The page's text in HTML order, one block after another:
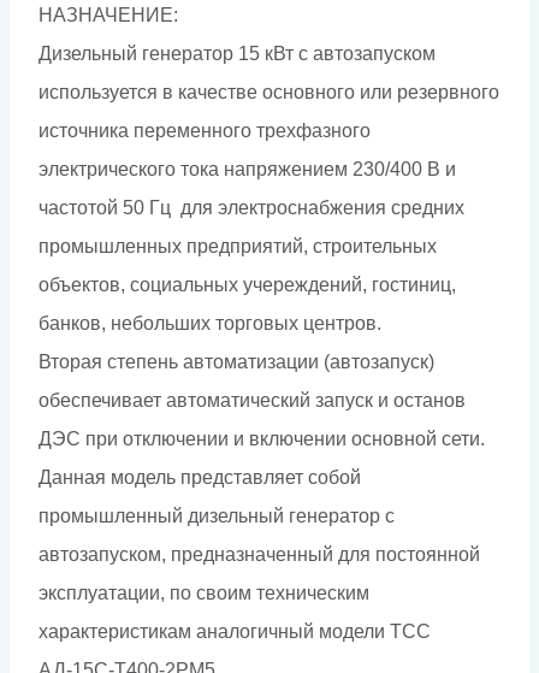
НАЗНАЧЕНИЕ:
Дизельный генератор 15 кВт с автозапуском
используется в качестве основного или резервного
источника переменного трехфазного
электрического тока напряжением 230/400 В и
частотой 50 Гц для электроснабжения средних
промышленных предприятий, строительных
объектов, социальных учереждений, гостиниц,
банков, небольших торговых центров.
Вторая степень автоматизации (автозапуск)
обеспечивает автоматический запуск и останов
ДЭС при отключении и включении основной сети.
Данная модель представляет собой
промышленный дизельный генератор с
автозапуском, предназначенный для постоянной
эксплуатации, по своим техническим
характеристикам аналогичный модели ТСС